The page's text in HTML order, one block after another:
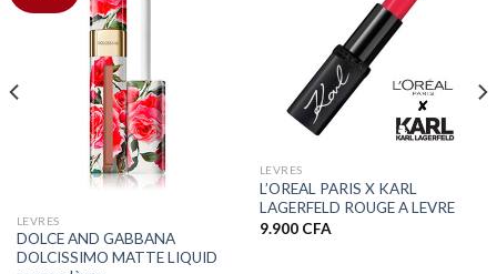
LEVRES
DOLCE AND GABBANA
DOLCISSIMO MATTE LIQUID
LEVRES
L’OREAL PARIS X KARL
LAGERFELD ROUGE A LEVRE
9.900 CFA